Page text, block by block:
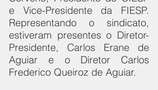
e Vice-Presidente da FIESP.
Representando o sindicato,
estiveram presentes o Diretor-
Presidente, Carlos Erane de
Aguiar e o Diretor Carlos
Frederico Queiroz de Aguiar.